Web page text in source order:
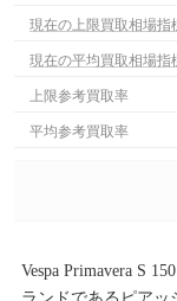
現在の上限買取相場指
現在の平均買取相場指
上限参考買取率
平均参考買取率
Vespa Primavera S